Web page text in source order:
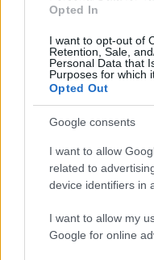
Opted In
I want to opt-out of
Retention, Sale,
Personal Data that
Purposes for which
Opted Out
Google consents
I want to allow
related to
device identifiers in
I want to allow my
Google for online
sing bisa nyegah
ndadekake stroberi
kanggo nyegah
Riset nuduhake yen
ing stroberi bisa
Bakteri usus
sing apik kanggo
Panliten dening
ellagic sing dhuwur
Delite. Iki bisa
kanthi luwih akeh